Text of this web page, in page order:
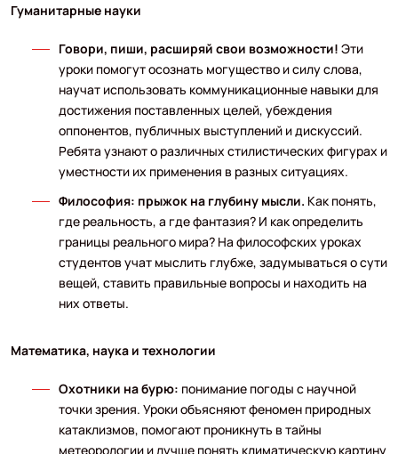
Гуманитарные науки
Говори, пиши, расширяй свои возможности! Эти
уроки помогут осознать могущество и силу слова,
научат использовать коммуникационные навыки для
достижения поставленных целей, убеждения
оппонентов, публичных выступлений и дискуссий.
Ребята узнают о различных стилистических фигурах и
уместности их применения в разных ситуациях.
Философия: прыжок на глубину мысли. Как понять,
где реальность, а где фантазия? И как определить
границы реального мира? На философских уроках
студентов учат мыслить глубже, задумываться о сути
вещей, ставить правильные вопросы и находить на
них ответы.
Математика, наука и технологии
Охотники на бурю: понимание погоды с научной
точки зрения. Уроки объясняют феномен природных
катаклизмов, помогают проникнуть в тайны
метеорологии и лучше понять климатическую картину